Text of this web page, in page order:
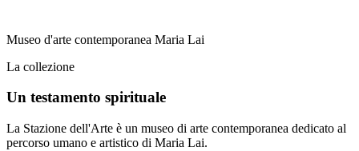
Museo d'arte contemporanea Maria Lai
La collezione
Un testamento spirituale
La Stazione dell'Arte è un museo di arte contemporanea dedicato al
percorso umano e artistico di Maria Lai.